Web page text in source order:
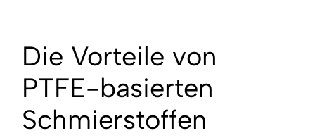
Die Vorteile von
PTFE-basierten
Schmierstoffen